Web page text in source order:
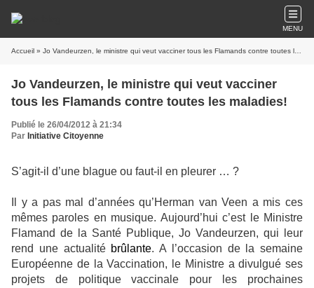
MENU
Accueil » Jo Vandeurzen, le ministre qui veut vacciner tous les Flamands contre toutes les maladies!
Jo Vandeurzen, le ministre qui veut vacciner
tous les Flamands contre toutes les maladies!
Publié le 26/04/2012 à 21:34
Par Initiative Citoyenne
S’agit-il d’une blague ou faut-il en pleurer … ?
Il y a pas mal d’années qu’Herman van Veen a mis ces
mêmes paroles en musique. Aujourd’hui c’est le Ministre
Flamand de la Santé Publique, Jo Vandeurzen, qui leur
rend une actualité brûlante. A l’occasion de la semaine
Européenne de la Vaccination, le Ministre a divulgué ses
projets de politique vaccinale pour les prochaines